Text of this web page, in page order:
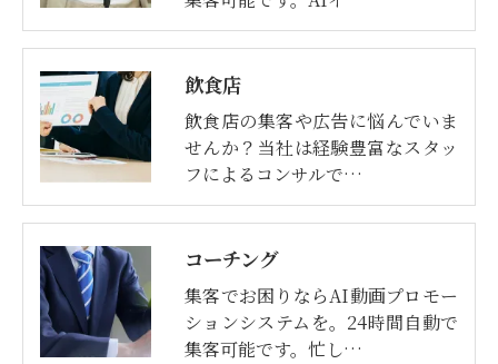
飲食店
飲食店の集客や広告に悩んでいま
せんか？当社は経験豊富なスタッ
フによるコンサルで…
コーチング
集客でお困りならAI動画プロモー
ションシステムを。24時間自動で
集客可能です。忙し…